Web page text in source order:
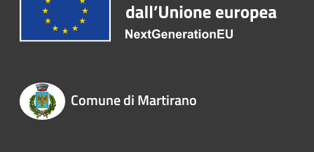
Comune di Martirano